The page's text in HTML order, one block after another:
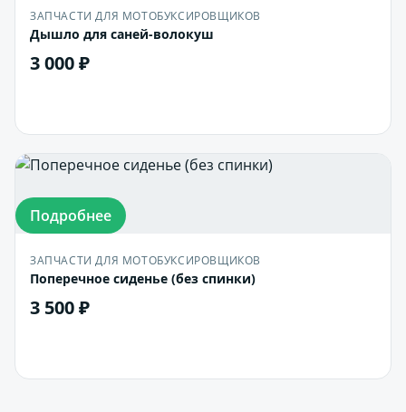
ЗАПЧАСТИ ДЛЯ МОТОБУКСИРОВЩИКОВ
Дышло для саней-волокуш
3 000 ₽
Подробнее
ЗАПЧАСТИ ДЛЯ МОТОБУКСИРОВЩИКОВ
Поперечное сиденье (без спинки)
3 500 ₽